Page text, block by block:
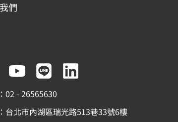
們
Y
o
u
L
i
n
L
n
02 - 26565630
台北市內湖區瑞光路513巷33號6樓